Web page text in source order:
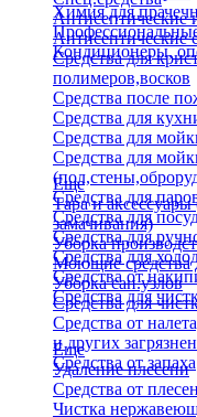
Химия для
Кондиционеры,
Антисептические
Антисептические
Средства для
полимеров,восков
Средства после
Средства для
Средства для
Средства для
Средства для
Средства для
Средства для
Средства для
Средства от
Средства для
Еще
Тара и
замачивания)
Уборка
Моющие средства
Уборка сан.узлов
Средства для
Средства от
и других
Средства от запаха
Еще
Удаление плесени
Средства от
Чистка